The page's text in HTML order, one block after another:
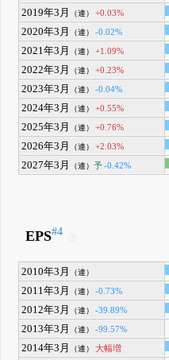
2019年3月
（連） +0.03%
2020年3月
（連） -0.02%
2021年3月
（連） +1.09%
2022年3月
（連） +0.23%
2023年3月
（連） -0.04%
2024年3月
（連） +0.55%
2025年3月
（連） +0.76%
2026年3月
（連） +2.03%
2027年3月
（連）予-0.42%
EPS#4
2010年3月 （連）
2011年3月
（連） -0.73%
2012年3月
（連） -39.89%
2013年3月
（連） -99.57%
2014年3月
（連） 大幅増